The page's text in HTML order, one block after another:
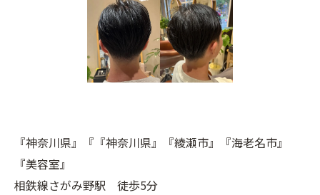
『神奈川県』『『神奈川県』『綾瀬市』『海老名市』
『美容室』
相鉄線さがみ野駅 徒歩5分